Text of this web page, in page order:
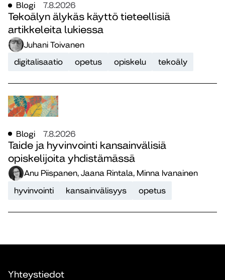
Blogi 7.8.2026
Tekoälyn älykäs käyttö tieteellisiä
artikkeleita lukiessa
Juhani Toivanen
digitalisaatio
opetus opiskelu tekoäly
Blogi 7.8.2026
Taide ja hyvinvointi kansainvälisiä
opiskelijoita yhdistämässä
Anu Piispanen, Jaana Rintala, Minna Ivanainen
hyvinvointi
kansainvälisyys opetus
Yhteystiedot